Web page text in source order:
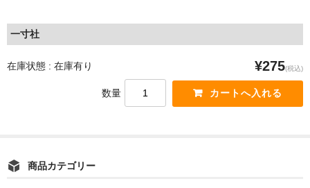
一寸社
在庫状態 : 在庫有り ¥275(税込)
数量
商品カテゴリー